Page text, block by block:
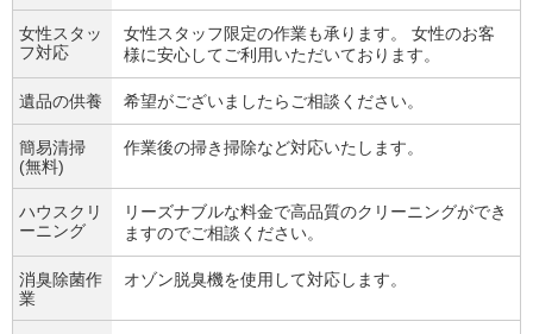
女性スタッ
フ対応
女性スタッフ限定の作業も承ります。 女性のお客
様に安心してご利用いただいております。
遺品の供養 希望がございましたらご相談ください。
簡易清掃
(無料)
作業後の掃き掃除など対応いたします。
ハウスクリ
ーニング
リーズナブルな料金で高品質のクリーニングができ
ますのでご相談ください。
消臭除菌作
業
オゾン脱臭機を使用して対応します。